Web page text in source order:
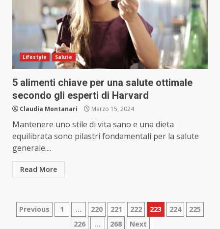
Lifestyle Salute
5 alimenti chiave per una salute ottimale
secondo gli esperti di Harvard
Claudia Montanari Marzo 15, 2024
Mantenere uno stile di vita sano e una dieta
equilibrata sono pilastri fondamentali per la salute
generale....
Read More
Paginazione
Previous 1 … 220 221 222 223 224
225
226
… 268 Next